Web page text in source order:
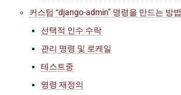
커스텀 “django-admin” 명령을 만드는 방법
선택적 인수 수락
관리 명령 및 로케일
테스트중
명령 재정의